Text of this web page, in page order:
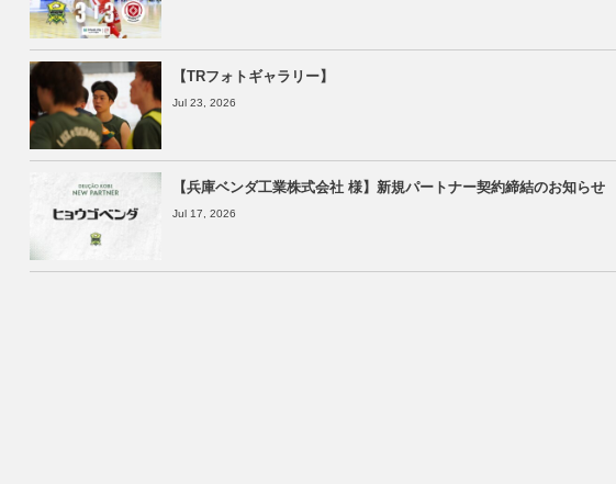
【TRフォトギャラリー】
Jul 23, 2026
【兵庫ベンダ工業株式会社 様】新規パートナー契約締結のお知らせ
Jul 17, 2026